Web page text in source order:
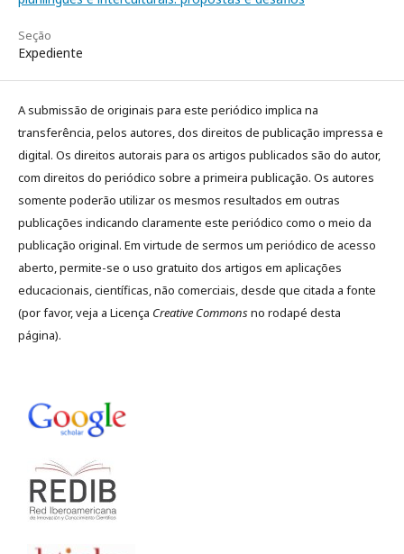
Seção
Expediente
A submissão de originais para este periódico implica na
transferência, pelos autores, dos direitos de publicação impressa e
digital. Os direitos autorais para os artigos publicados são do autor,
com direitos do periódico sobre a primeira publicação. Os autores
somente poderão utilizar os mesmos resultados em outras
publicações indicando claramente este periódico como o meio da
publicação original. Em virtude de sermos um periódico de acesso
aberto, permite-se o uso gratuito dos artigos em aplicações
educacionais, científicas, não comerciais, desde que citada a fonte
(por favor, veja a Licença Creative Commonsno rodapé desta
página).